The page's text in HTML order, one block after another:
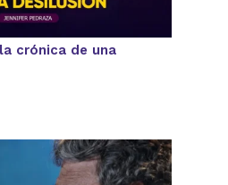
crónica de una